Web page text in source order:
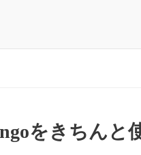
をきちんと